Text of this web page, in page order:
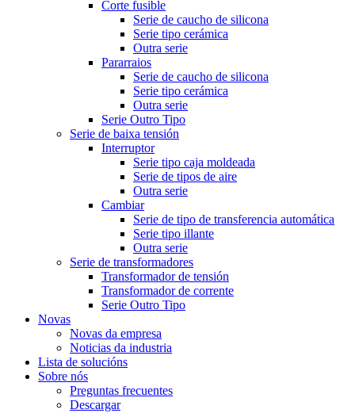
Corte fusible
Serie de caucho de silicona
Serie tipo cerámica
Outra serie
Pararraios
Serie de caucho de silicona
Serie tipo cerámica
Outra serie
Serie Outro Tipo
Serie de baixa tensión
Interruptor
Serie tipo caja moldeada
Serie de tipos de aire
Outra serie
Cambiar
Serie de tipo de transferencia automática
Serie tipo illante
Outra serie
Serie de transformadores
Transformador de tensión
Transformador de corrente
Serie Outro Tipo
Novas
Novas da empresa
Noticias da industria
Lista de solucións
Sobre nós
Preguntas frecuentes
Descargar